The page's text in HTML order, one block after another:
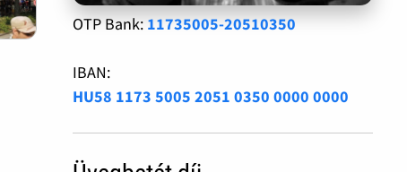
OTP Bank: 11735005-20510350
IBAN:
HU58 1173 5005 2051 0350 0000 0000